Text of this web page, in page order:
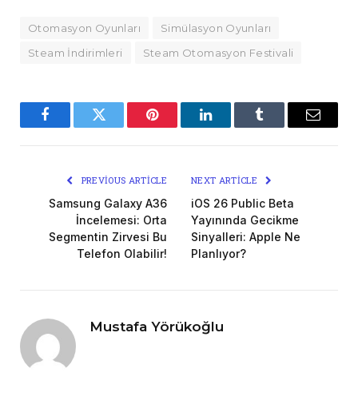
Otomasyon Oyunları
Simülasyon Oyunları
Steam İndirimleri
Steam Otomasyon Festivali
FacebookTwitter Pinterest LinkedInTumblr Email
PREVIOUS ARTICLE
Samsung Galaxy A36
İncelemesi: Orta
Segmentin Zirvesi Bu
Telefon Olabilir!
NEXT ARTICLE
iOS 26 Public Beta
Yayınında Gecikme
Sinyalleri: Apple Ne
Planlıyor?
Mustafa Yörükoğlu